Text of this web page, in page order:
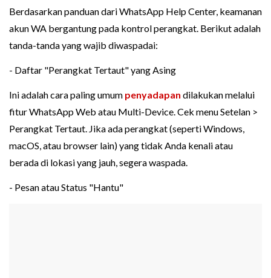
Berdasarkan panduan dari WhatsApp Help Center, keamanan
akun WA bergantung pada kontrol perangkat. Berikut adalah
tanda-tanda yang wajib diwaspadai:
- Daftar "Perangkat Tertaut" yang Asing
Ini adalah cara paling umum penyadapan dilakukan melalui
fitur WhatsApp Web atau Multi-Device. Cek menu Setelan >
Perangkat Tertaut. Jika ada perangkat (seperti Windows,
macOS, atau browser lain) yang tidak Anda kenali atau
berada di lokasi yang jauh, segera waspada.
- Pesan atau Status "Hantu"